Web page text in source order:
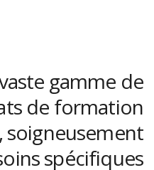
gamme de
de formation
soigneusement
spécifiques